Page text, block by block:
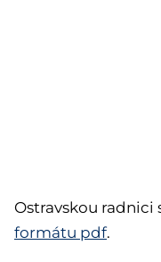
Ostravskou
formátu pdf.